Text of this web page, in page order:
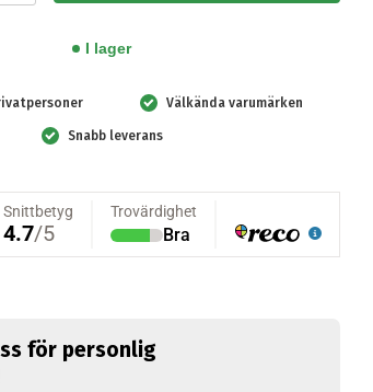
I lager
Välkända varumärken
Snabb leverans
för personlig